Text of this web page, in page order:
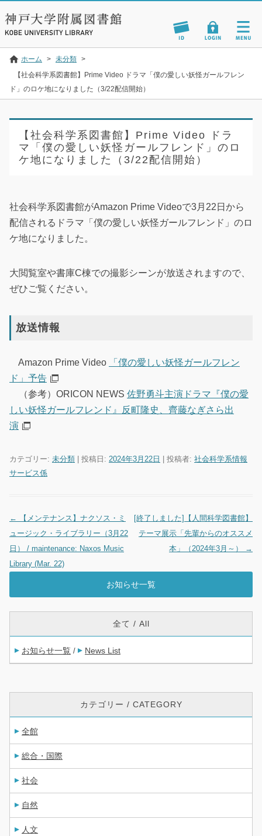
ホーム > 未分類 >
【社会科学系図書館】Prime Video ドラマ「僕の愛しい妖怪ガールフレン
ド」のロケ地になりました（3/22配信開始）
【社会科学系図書館】Prime Video ドラ
マ「僕の愛しい妖怪ガールフレンド」のロ
ケ地になりました（3/22配信開始）
社会科学系図書館がAmazon Prime Videoで3月22日から
配信されるドラマ「僕の愛しい妖怪ガールフレンド」のロ
ケ地になりました。
大閲覧室や書庫C棟での撮影シーンが放送されますので、
ぜひご覧ください。
放送情報
Amazon Prime Video
「僕の愛しい妖怪ガールフレン
ド」予告
（参考）ORICON NEWS 佐野勇斗主演ドラマ『僕の愛
しい妖怪ガールフレンド』反町隆史、齊藤なぎさら出
演
カテゴリー: 未分類 | 投稿日: 2024年3月22日 投稿者: 社会科学系情報
サービス係
投稿ナビゲーション
←
【メンテナンス】ナクソス・ミ
ュージック・ライブラリー（3月22
日） / maintenance: Naxos Music
Library (Mar. 22)
[終了しました]【人間科学図書館】
テーマ展示「先輩からのオススメ
本」（2024年3月～）
→
お知らせ一覧
全て / All
お知らせ一覧 / News List
カテゴリー / CATEGORY
全館
総合・国際
社会
自然
人文